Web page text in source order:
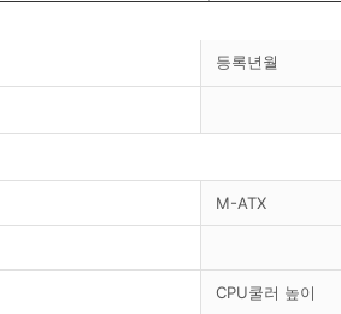
등록년월
M-ATX
CPU쿨러 높이